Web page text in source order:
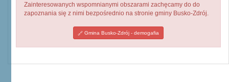
Zainteresowanych wspomnianymi obszarami zachęcamy do do
zapoznania się z nimi bezpośrednio na stronie gminy Busko-Zdrój.
Gmina Busko-Zdrój - demogafia